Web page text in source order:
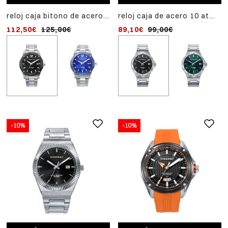
reloj caja bitono de acero
brazalete de acero,
112,50€ 125,00€
reloj caja de acero 10 atm
movimiento cuarzo
89,10€ 99,00€
-10%
-10%
AÑADIR
AL
CARRITO
reloj caja de acero ip
dorado 5 atm,brazalete
acero ip dorado,
-10%